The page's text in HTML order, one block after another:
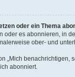
oder ein Thema
oder es abonnieren, in
ober- und
„Mich benachrichtigen,
abonniert.